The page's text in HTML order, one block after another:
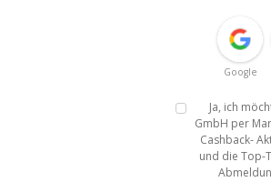
Google
Ja, ich
GmbH per
Cashback-
und die Top-